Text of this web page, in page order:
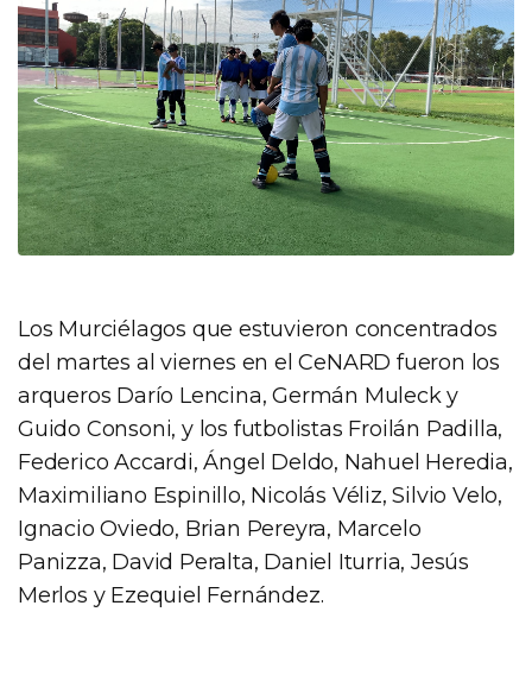
Los Murciélagos que estuvieron concentrados
del martes al viernes en el CeNARD fueron los
arqueros Darío Lencina, Germán Muleck y
Guido Consoni, y los futbolistas Froilán Padilla,
Federico Accardi, Ángel Deldo, Nahuel Heredia,
Maximiliano Espinillo, Nicolás Véliz, Silvio Velo,
Ignacio Oviedo, Brian Pereyra, Marcelo
Panizza, David Peralta, Daniel Iturria, Jesús
Merlos y Ezequiel Fernández.